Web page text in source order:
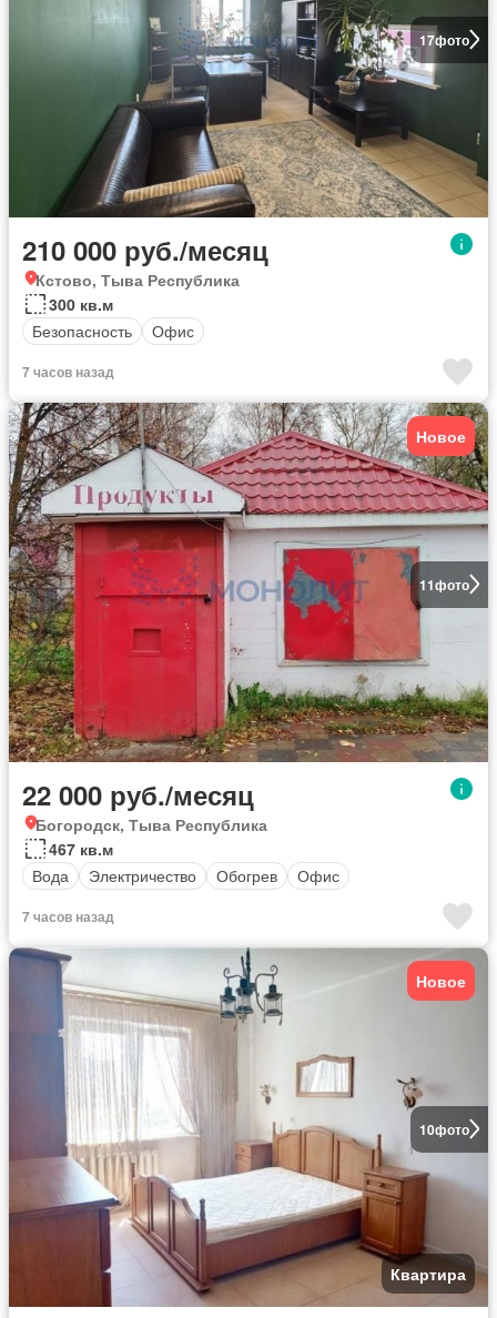
17фото
210 000 руб./месяц
Кстово, Тыва Республика
300 кв.м
Безопасность
Офис
7 часов назад
11фото
Новое
22 000 руб./месяц
Богородск, Тыва Республика
467 кв.м
Вода
Электричество Обогрев Офис
7 часов назад
10фото
Новое
Квартира